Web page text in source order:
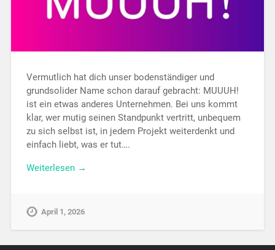
Vermutlich hat dich unser bodenständiger und
grundsolider Name schon darauf gebracht: MUUUH!
ist ein etwas anderes Unternehmen. Bei uns kommt
klar, wer mutig seinen Standpunkt vertritt, unbequem
zu sich selbst ist, in jedem Projekt weiterdenkt und
einfach liebt, was er tut….
Weiterlesen →
April 1, 2026